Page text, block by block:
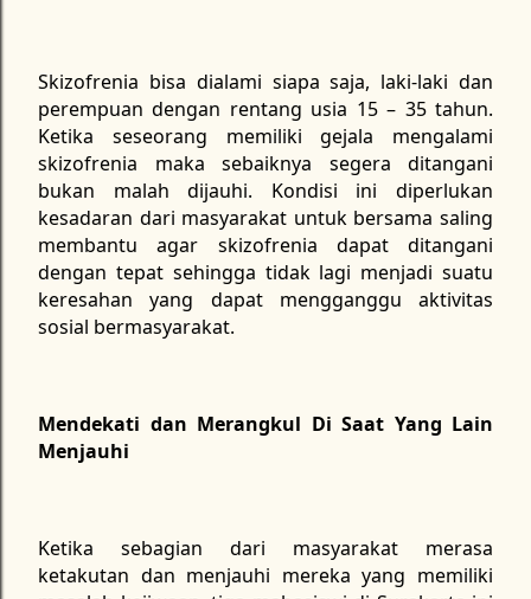
Skizofrenia bisa dialami siapa saja, laki-laki dan
perempuan dengan rentang usia 15 – 35 tahun.
Ketika seseorang memiliki gejala mengalami
skizofrenia maka sebaiknya segera ditangani
bukan malah dijauhi. Kondisi ini diperlukan
kesadaran dari masyarakat untuk bersama saling
membantu agar skizofrenia dapat ditangani
dengan tepat sehingga tidak lagi menjadi suatu
keresahan yang dapat mengganggu aktivitas
sosial bermasyarakat.
Mendekati dan Merangkul Di Saat Yang Lain
Menjauhi
Ketika sebagian dari masyarakat merasa
ketakutan dan menjauhi mereka yang memiliki